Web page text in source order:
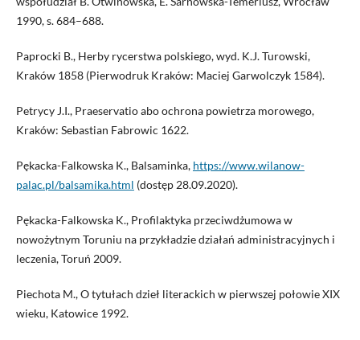
1990, s. 684–688.
Paprocki B., Herby rycerstwa polskiego, wyd. K.J. Turowski,
Kraków 1858 (Pierwodruk Kraków: Maciej Garwolczyk 1584).
Petrycy J.I., Praeservatio abo ochrona powietrza morowego,
Kraków: Sebastian Fabrowic 1622.
Pękacka-Falkowska K., Balsaminka, https://www.wilanow-
palac.pl/balsamika.html (dostęp 28.09.2020).
Pękacka-Falkowska K., Profilaktyka przeciwdżumowa w
nowożytnym Toruniu na przykładzie działań administracyjnych i
leczenia, Toruń 2009.
Piechota M., O tytułach dzieł literackich w pierwszej połowie XIX
wieku, Katowice 1992.